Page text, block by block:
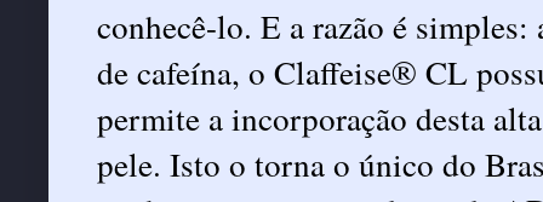
conhecê-lo. E a razão é
de cafeína, o Claffeise® CL
permite a incorporação desta
pele. Isto o torna o único do